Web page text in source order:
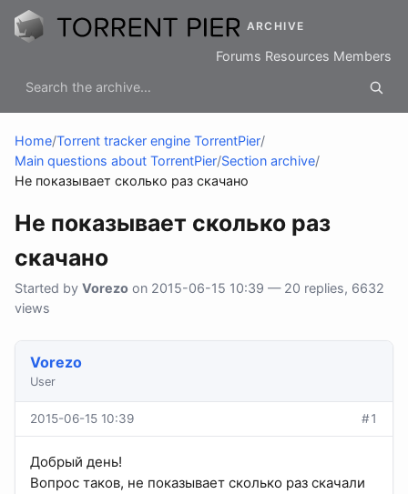
ARCHIVE
Forums Resources Members
Home/Torrent tracker engine TorrentPier/
Main questions about TorrentPier/Section archive/
Не показывает сколько раз скачано
Не показывает сколько раз
скачано
Started by Vorezo on 2015-06-15 10:39 — 20 replies, 6632
views
Vorezo
User
2015-06-15 10:39 #1
Добрый день!
Вопрос таков, не показывает сколько раз скачали